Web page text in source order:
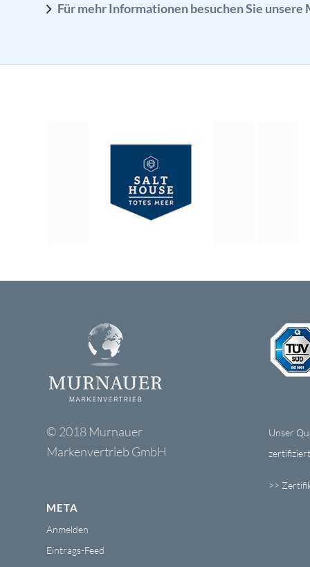
Für mehr Informationen besuchen Sie unsere
© 2018 Murnauer
Markenvertrieb GmbH
META
Anmelden
Eintrags-Feed
Unser
>>